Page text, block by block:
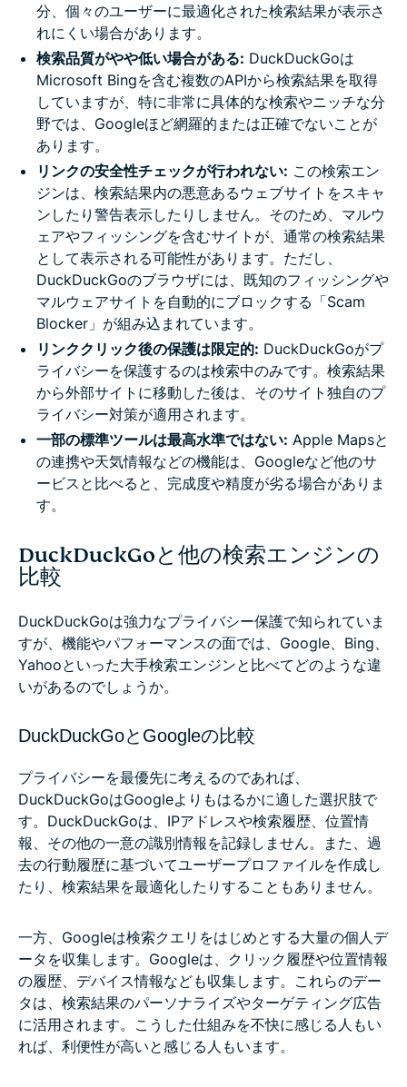
分、個々のユーザーに最適化された検索結果が表示さ
れにくい場合があります。
検索品質がやや低い場合がある: DuckDuckGoは
Microsoft Bingを含む複数のAPIから検索結果を取得
していますが、特に非常に具体的な検索やニッチな分
野では、Googleほど網羅的または正確でないことが
あります。
リンクの安全性チェックが行われない: この検索エン
ジンは、検索結果内の悪意あるウェブサイトをスキャ
ンしたり警告表示したりしません。そのため、マルウ
ェアやフィッシングを含むサイトが、通常の検索結果
として表示される可能性があります。ただし、
DuckDuckGoのブラウザには、既知のフィッシングや
マルウェアサイトを自動的にブロックする「Scam
Blocker」が組み込まれています。
リンククリック後の保護は限定的: DuckDuckGoがプ
ライバシーを保護するのは検索中のみです。検索結果
から外部サイトに移動した後は、そのサイト独自のプ
ライバシー対策が適用されます。
一部の標準ツールは最高水準ではない: Apple Mapsと
の連携や天気情報などの機能は、Googleなど他のサ
ービスと比べると、完成度や精度が劣る場合がありま
す。
DuckDuckGoと他の検索エンジンの
比較
DuckDuckGoは強力なプライバシー保護で知られていま
すが、機能やパフォーマンスの面では、Google、Bing、
Yahooといった大手検索エンジンと比べてどのような違
いがあるのでしょうか。
DuckDuckGoとGoogleの比較
プライバシーを最優先に考えるのであれば、
DuckDuckGoはGoogleよりもはるかに適した選択肢で
す。DuckDuckGoは、IPアドレスや検索履歴、位置情
報、その他の一意の識別情報を記録しません。また、過
去の行動履歴に基づいてユーザープロファイルを作成し
たり、検索結果を最適化したりすることもありません。
一方、Googleは検索クエリをはじめとする大量の個人デ
ータを収集します。Googleは、クリック履歴や位置情報
の履歴、デバイス情報なども収集します。これらのデー
タは、検索結果のパーソナライズやターゲティング広告
に活用されます。こうした仕組みを不快に感じる人もい
れば、利便性が高いと感じる人もいます。